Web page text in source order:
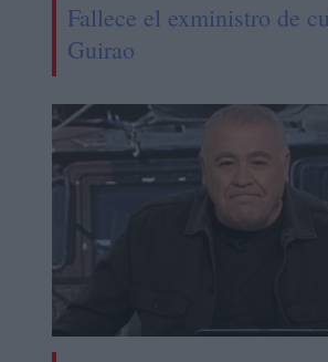
Fallece el exministro de
Guirao